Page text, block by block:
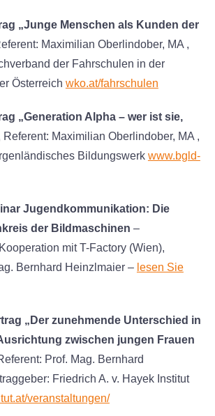
„Junge Menschen als Kunden der
Maximilian Oberlindober, MA ,
der Fahrschulen in der
Österreich wko.at/fahrschulen
„Generation Alpha – wer ist sie,
Referent: Maximilian Oberlindober, MA ,
Bildungswerk www.bgld-
Jugendkommunikation: Die
der Bildmaschinen –
mit T-Factory (Wien),
Bernhard Heinzlmaier – lesen Sie
„Der zunehmende Unterschied in
zwischen jungen Frauen
Prof. Mag. Bernhard
Friedrich A. v. Hayek Institut
veranstaltungen/